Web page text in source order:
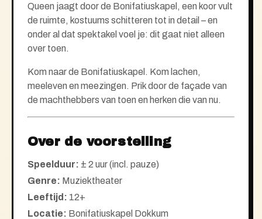
Queen jaagt door de Bonifatiuskapel, een koor vult
de ruimte, kostuums schitteren tot in detail – en
onder al dat spektakel voel je: dit gaat niet alleen
over toen.
Kom naar de Bonifatiuskapel. Kom lachen,
meeleven en meezingen. Prik door de façade van
de machthebbers van toen en herken die van nu.
Over de voorstelling
Speelduur: ± 2 uur (incl. pauze)
Genre: Muziektheater
Leeftijd: 12+
Locatie: Bonifatiuskapel Dokkum